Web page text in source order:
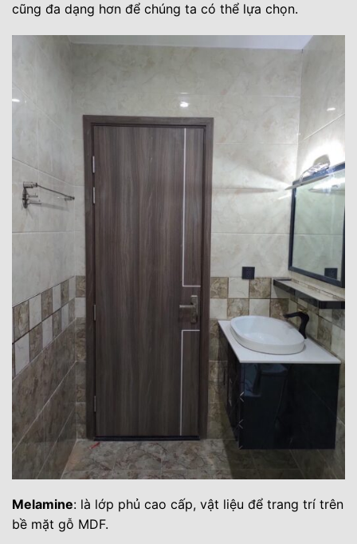
cũng đa dạng hơn để chúng ta có thể lựa chọn.
Melamine: là lớp phủ cao cấp, vật liệu để trang trí trên
bề mặt gỗ MDF.